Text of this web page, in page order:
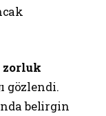
zorluk
gözlendi.
belirgin